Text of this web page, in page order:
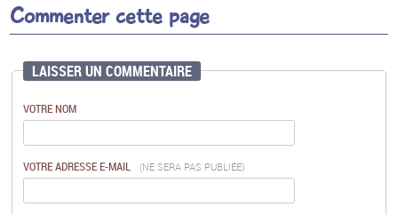
Commenter cette page
LAISSER UN COMMENTAIRE
VOTRE NOM
VOTRE ADRESSE E-MAIL (NE SERA PAS PUBLIÉE)